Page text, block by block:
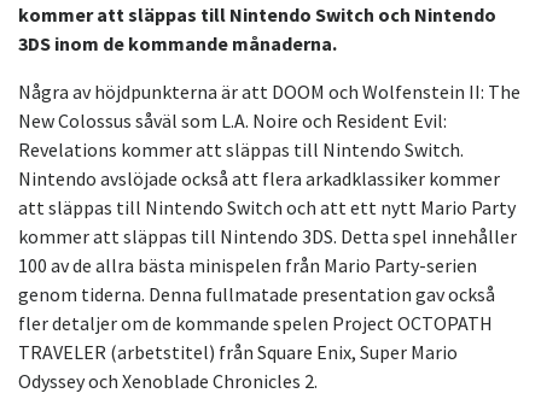
kommer att släppas till Nintendo Switch och Nintendo
3DS inom de kommande månaderna.
Några av höjdpunkterna är att DOOM och Wolfenstein II: The
New Colossus såväl som L.A. Noire och Resident Evil:
Revelations kommer att släppas till Nintendo Switch.
Nintendo avslöjade också att flera arkadklassiker kommer
att släppas till Nintendo Switch och att ett nytt Mario Party
kommer att släppas till Nintendo 3DS. Detta spel innehåller
100 av de allra bästa minispelen från Mario Party-serien
genom tiderna. Denna fullmatade presentation gav också
fler detaljer om de kommande spelen Project OCTOPATH
TRAVELER (arbetstitel) från Square Enix, Super Mario
Odyssey och Xenoblade Chronicles 2.